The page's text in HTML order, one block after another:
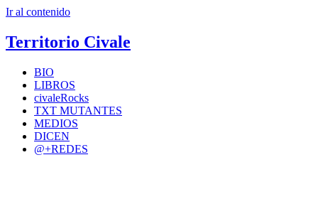
Ir al contenido
Territorio Civale
BIO
LIBROS
civaleRocks
TXT MUTANTES
MEDIOS
DICEN
@+REDES